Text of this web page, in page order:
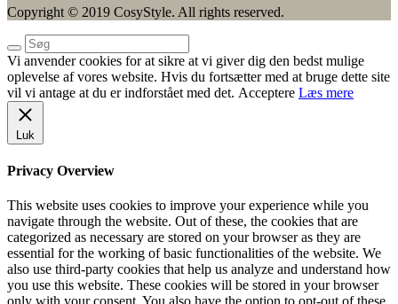
Copyright © 2019 CosyStyle. All rights reserved.
Vi anvender cookies for at sikre at vi giver dig den bedst mulige
oplevelse af vores website. Hvis du fortsætter med at bruge dette site
vil vi antage at du er indforstået med det. Acceptere Læs mere
Luk
Privacy Overview
This website uses cookies to improve your experience while you
navigate through the website. Out of these, the cookies that are
categorized as necessary are stored on your browser as they are
essential for the working of basic functionalities of the website. We
also use third-party cookies that help us analyze and understand how
you use this website. These cookies will be stored in your browser